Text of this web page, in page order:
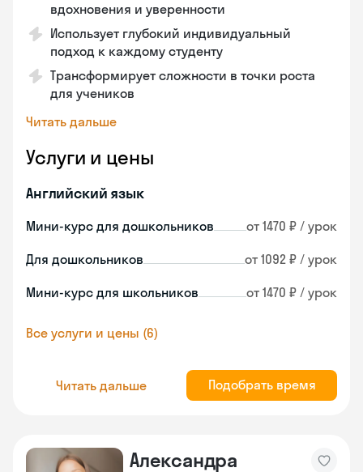
вдохновения и уверенности
Использует глубокий индивидуальный
подход к каждому студенту
Трансформирует сложности в точки роста
для учеников
Читать дальше
Услуги и цены
Английский язык
Мини-курс для дошкольников от 1470 ₽ / урок
Для дошкольников от 1092 ₽ / урок
Мини-курс для школьников от 1470 ₽ / урок
Все услуги и цены (6)
Читать дальше Подобрать время
Александра